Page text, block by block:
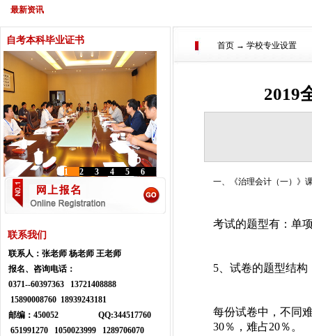
最新资讯
自考本科毕业证书
6
5
4
3
2
1
联系我们
联系人： 张老师 杨老师 王老师
报名、咨询电话：
0371--60397363 13721408888
15890008760 18939243181
邮编：450052 QQ:344517760
651991270 1050023999
1289706070
首页 → 学校专业设置
2019
一、《治理会计（一）》
考试的题型有：单
5、试卷的题型结构
每份试卷中，不同
30％，难占20％。